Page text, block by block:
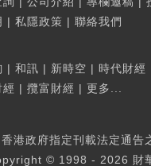
| 私隱政策 | 聯絡我們
| 和訊 | 新時空 | 時代財經
| 攬富財經 | 更多...
香港政府指定刊載法定通告
© 1998 - 2026 財